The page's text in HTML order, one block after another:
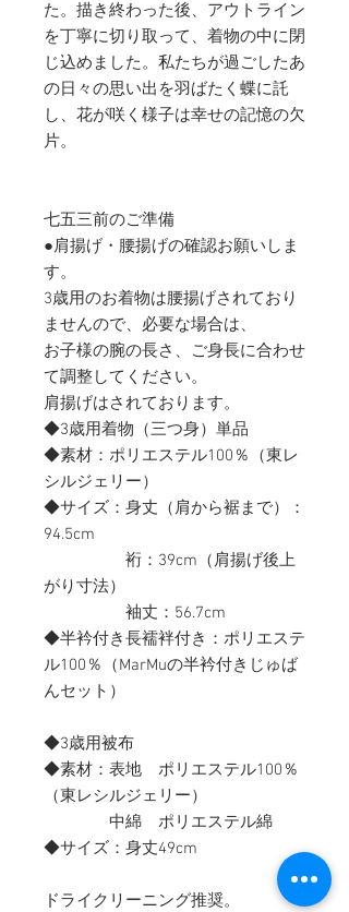
た。描き終わった後、アウトライン
を丁寧に切り取って、着物の中に閉
じ込めました。私たちが過ごしたあ
の日々の思い出を羽ばたく蝶に託
し、花が咲く様子は幸せの記憶の欠
片。
七五三前のご準備
●肩揚げ・腰揚げの確認お願いしま
す。
3歳用のお着物は腰揚げされており
ませんので、必要な場合は、
お子様の腕の長さ、ご身長に合わせ
て調整してください。
肩揚げはされております。
◆3歳用着物（三つ身）単品
◆素材：ポリエステル100％（東レ
シルジェリー）
◆サイズ：身丈（肩から裾まで）：
94.5cm
裄：39cm（肩揚げ後上
がり寸法）
袖丈：56.7cm
◆半衿付き長襦袢付き：ポリエステ
ル100％（MarMuの半衿付きじゅば
んセット）
◆3歳用被布
◆素材：表地 ポリエステル100％
（東レシルジェリー）
中綿 ポリエステル綿
◆サイズ：身丈49cm
ドライクリーニング推奨。